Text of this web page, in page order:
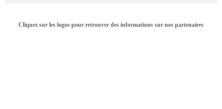
Cliquez sur les logos pour retrouver des informations sur nos partenaires